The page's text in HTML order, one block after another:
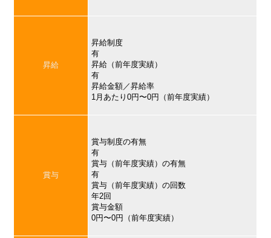
昇給
昇給制度
有
昇給（前年度実績）
有
昇給金額／昇給率
1月あたり0円〜0円（前年度実績）
賞与
賞与制度の有無
有
賞与（前年度実績）の有無
有
賞与（前年度実績）の回数
年2回
賞与金額
0円〜0円（前年度実績）